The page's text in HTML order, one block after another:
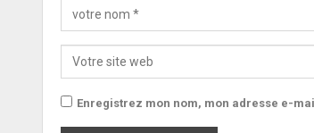
Enregistrez mon nom, mon adresse e-